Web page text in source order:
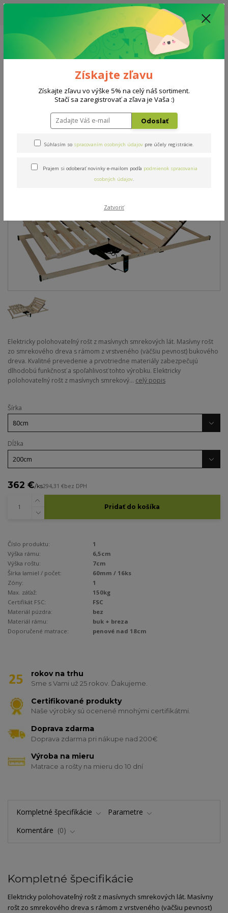
UPOZORNENIE: AKTUÁLNA DODACIA LEHOTA NA MATRACE, ROŠTY A
DOPLNKY - 10-15 PRACOVNÝCH DNÍ
0908 777 700 Po-So: 10-18 hod.
0 €
Masív mobil BUK 80x200cm
Masív mobil BUK 80x200cm
Elektricky polohovateľný rošt z masívnych smrekových lát. Masívny rošt
zo smrekového dreva s rámom z vrstveného (väčšiu pevnosť) bukového
dreva. Kvalitné prevedenie a prvotriedne materiály zabezpečujú
dlhodobú funkčnosť a spoľahlivosť tohto výrobku. Elektricky
polohovateľný rošt z masívnych smrekový... celý popis
Šírka
Dĺžka
362 €/ks294,31 €bez DPH
Pridať do košíka
Číslo produktu:
1
Výška rámu:
6,5cm
Výška roštu:
7cm
Šírka lamiel / počet:
60mm / 16ks
Zóny:
1
Max. záťaž:
150kg
Certifikát FSC:
FSC
Materiál púzdra:
bez
Materiál rámu:
buk + breza
Doporučené matrace:
penové nad 18cm
rokov na trhu
Sme s Vami už 25 rokov. Ďakujeme.
Certifikované produkty
Naše výrobky sú ocenené mnohými certifikátmi.
Doprava zdarma
Doprava zdarma pri nákupe nad 200€
Výroba na mieru
Matrace a rošty na mieru do 10 dní
Kompletné špecifikácie
Parametre
Komentáre
0
Kompletné špecifikácie
Elektricky polohovateľný rošt z masívnych smrekových lát. Masívny
rošt zo smrekového dreva s rámom z vrstveného (väčšiu pevnosť)
Získajte zľavu
Získajte zľavu vo výške 5% na celý náš sortiment.
Stačí sa zaregistrovať a zľava je Vaša :)
Odoslať
Súhlasím so spracovaním osobných údajov pre účely registrácie.
Prajem si odoberať novinky e-mailom podľa podmienok spracovania
osobných údajov.
Zatvoriť